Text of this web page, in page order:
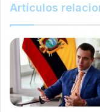
Artículos